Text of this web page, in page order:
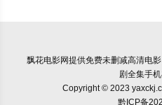
飘花电影网提供免费未删减高清电
剧全集手
Copyright © 2023
黔ICP备